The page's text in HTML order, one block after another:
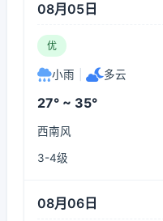
08月05日
优
小雨 多云
27° ~ 35°
西南风
3-4级
08月06日